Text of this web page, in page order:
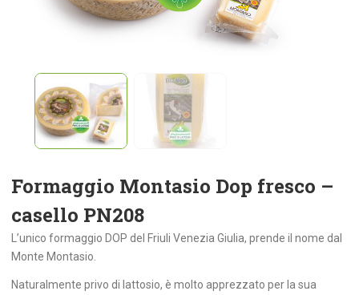
Formaggio Montasio Dop fresco –
casello PN208
L’unico formaggio DOP del Friuli Venezia Giulia, prende il nome dal
Monte Montasio.
Naturalmente privo di lattosio, è molto apprezzato per la sua